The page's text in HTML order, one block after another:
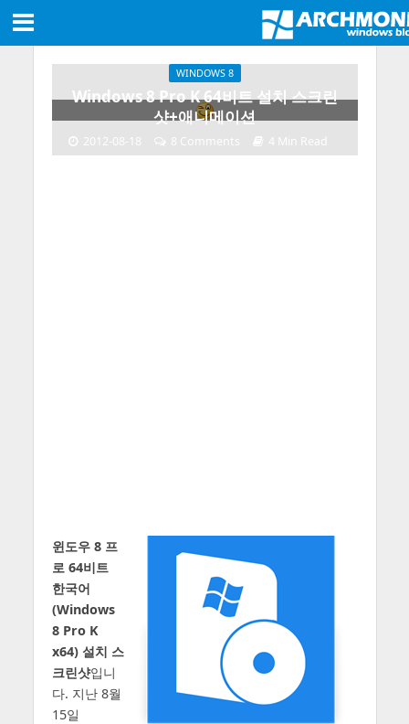
WINDOWS 8
Windows 8 Pro K 64비트 설치 스크린
샷+애니메이션
2012-08-18 8 Comments 4 Min Read
윈도우 8 프
로 64비트
한국어
(Windows
8 Pro K
x64) 설치 스
크린샷입니
다. 지난 8월
15일